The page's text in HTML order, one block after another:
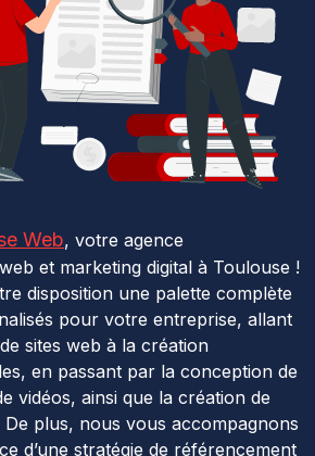
Web, votre agence
et marketing digital à Toulouse !
disposition une palette complète
pour votre entreprise, allant
sites web à la création
en passant par la conception de
vidéos, ainsi que la création de
plus, nous vous accompagnons
d’une stratégie de référencement